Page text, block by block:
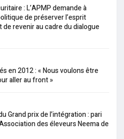
: L’APMP demande à
de préserver l’esprit
de revenir au cadre du dialogue
en 2012 : « Nous voulons être
aller au front »
Grand prix de l’intégration : pari
des éleveurs Neema de